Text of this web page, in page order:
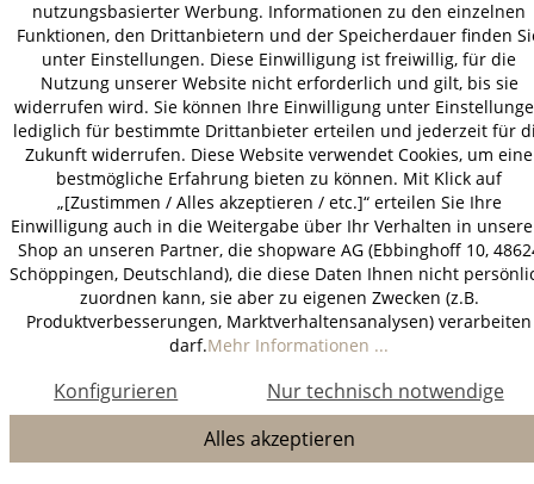
nutzungsbasierter Werbung. Informationen zu den einzelnen
Funktionen, den Drittanbietern und der Speicherdauer finden
unter Einstellungen. Diese Einwilligung ist freiwillig, für die
Nutzung unserer Website nicht erforderlich und gilt, bis sie
widerrufen wird. Sie können Ihre Einwilligung unter
lediglich für bestimmte Drittanbieter erteilen und jederzeit für
Zukunft widerrufen. Diese Website verwendet Cookies, um eine
bestmögliche Erfahrung bieten zu können. Mit Klick auf
„[Zustimmen / Alles akzeptieren / etc.]“ erteilen Sie Ihre
Einwilligung auch in die Weitergabe über Ihr Verhalten in
Shop an unseren Partner, die shopware AG (Ebbinghoff 10,
Schöppingen, Deutschland), die diese Daten Ihnen nicht
zuordnen kann, sie aber zu eigenen Zwecken (z.B.
Produktverbesserungen, Marktverhaltensanalysen) verarbeiten
darf.Mehr Informationen ...
Nur technisch notwendige
Konfigurieren
Alles akzeptieren